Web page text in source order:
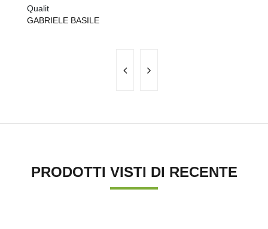
Qualit
GABRIELE BASILE
PRODOTTI VISTI DI RECENTE